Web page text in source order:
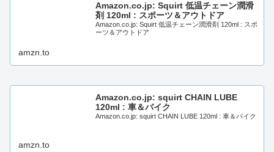
Amazon.co.jp: Squirt 低温チェーン潤滑
剤 120ml : スポーツ＆アウトドア
Amazon.co.jp: Squirt 低温チェーン潤滑剤 120ml : スポ
ーツ＆アウトドア
amzn.to
Amazon.co.jp: squirt CHAIN LUBE
120ml : 車＆バイク
Amazon.co.jp: squirt CHAIN LUBE 120ml : 車＆バイク
amzn.to